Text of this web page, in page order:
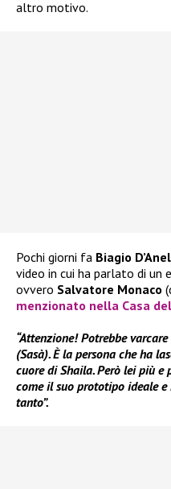
altro motivo.
Pochi giorni fa Biagio
video in cui ha parlato di un
ovvero Salvatore Monaco
menzionato nella Casa del
“Attenzione! Potrebbe
(Sasà). È la persona che ha
cuore di Shaila. Però lei più e
come il suo prototipo ideale
tanto”.